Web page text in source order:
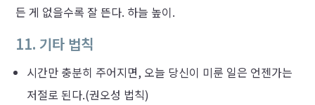
든 게 없을수록 잘 뜬다. 하늘 높이.
11. 기타 법칙
시간만 충분히 주어지면, 오늘 당신이 미룬 일은 언젠가는
저절로 된다.(권오성 법칙)